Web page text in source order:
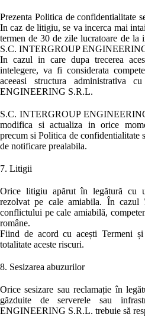
Prezenta Politica de confidentialitate
In caz de litigiu, se va incerca mai
termen de 30 de zile lucratoare de la
S.C. INTERGROUP
In cazul in care dupa trecerea
intelegere, va fi considerata
aceeasi structura administrativa
ENGINEERING S.R.L.
S.C. INTERGROUP
modifica si actualiza in orice
precum si Politica de confidentialitate
de notificare prealabila.
7. Litigii
Orice litigiu apărut în legătură cu
rezolvat pe cale amiabila. În cazul
conflictului pe cale amiabilă,
române.
Fiind de acord cu acești Termeni
totalitate aceste riscuri.
8. Sesizarea abuzurilor
Orice sesizare sau reclamație în
găzduite de serverele sau
ENGINEERING S.R.L. trebuie să